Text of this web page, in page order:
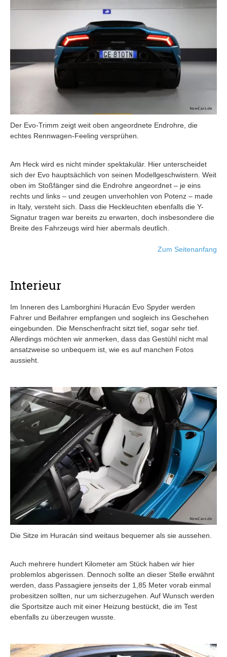
Der Evo-Trimm zeigt weit oben angeordnete Endrohre, die
echtes Rennwagen-Feeling versprühen.
Am Heck wird es nicht minder spektakulär. Hier unterscheidet
sich der Evo hauptsächlich von seinen Modellgeschwistern. Weit
oben im Stoßfänger sind die Endrohre angeordnet – je eins
rechts und links – und zeugen unverhohlen von Potenz – made
in Italy, versteht sich. Dass die Heckleuchten ebenfalls die Y-
Signatur tragen war bereits zu erwarten, doch insbesondere die
Breite des Fahrzeugs wird hier abermals deutlich.
Zum Seitenanfang
Interieur
Im Inneren des Lamborghini Huracán Evo Spyder werden
Fahrer und Beifahrer empfangen und sogleich ins Geschehen
eingebunden. Die Menschenfracht sitzt tief, sogar sehr tief.
Allerdings möchten wir anmerken, dass das Gestühl nicht mal
ansatzweise so unbequem ist, wie es auf manchen Fotos
aussieht.
Die Sitze im Huracán sind weitaus bequemer als sie aussehen.
Auch mehrere hundert Kilometer am Stück haben wir hier
problemlos abgerissen. Dennoch sollte an dieser Stelle erwähnt
werden, dass Passagiere jenseits der 1,85 Meter vorab einmal
probesitzen sollten, nur um sicherzugehen. Auf Wunsch werden
die Sportsitze auch mit einer Heizung bestückt, die im Test
ebenfalls zu überzeugen wusste.